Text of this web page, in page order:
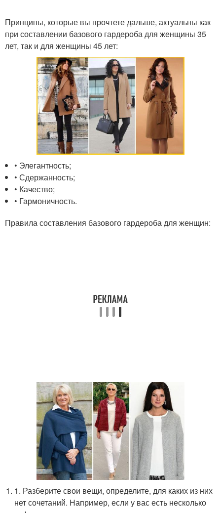
Принципы, которые вы прочтете дальше, актуальны как
при составлении базового гардероба для женщины 35
лет, так и для женщины 45 лет:
• Элегантность;
• Сдержанность;
• Качество;
• Гармоничность.
Правила составления базового гардероба для женщин:
1. Разберите свои вещи, определите, для каких из них
нет сочетаний. Например, если у вас есть несколько